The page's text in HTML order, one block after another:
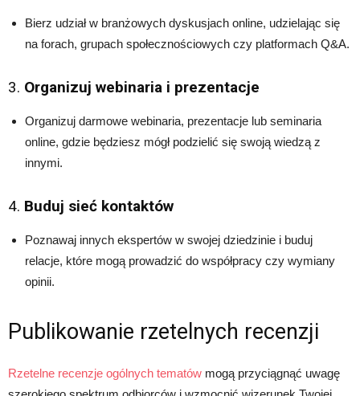
Bierz udział w branżowych dyskusjach online, udzielając się
na forach, grupach społecznościowych czy platformach Q&A.
3. Organizuj webinaria i prezentacje
Organizuj darmowe webinaria, prezentacje lub seminaria
online, gdzie będziesz mógł podzielić się swoją wiedzą z
innymi.
4. Buduj sieć kontaktów
Poznawaj innych ekspertów w swojej dziedzinie i buduj
relacje, które mogą prowadzić do współpracy czy wymiany
opinii.
Publikowanie rzetelnych recenzji
Rzetelne recenzje ogólnych tematów mogą przyciągnąć uwagę